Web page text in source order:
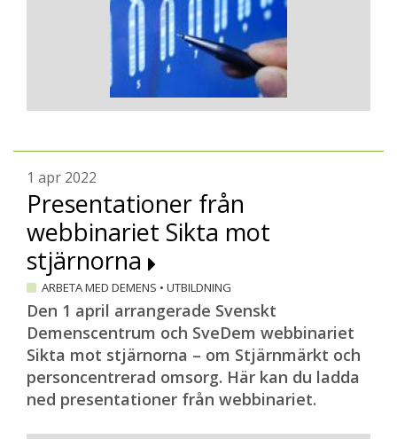
1 apr 2022
Presentationer från
webbinariet Sikta mot
stjärnorna
ARBETA MED DEMENS • UTBILDNING
Den 1 april arrangerade Svenskt
Demenscentrum och SveDem webbinariet
Sikta mot stjärnorna – om Stjärnmärkt och
personcentrerad omsorg. Här kan du ladda
ned presentationer från webbinariet.